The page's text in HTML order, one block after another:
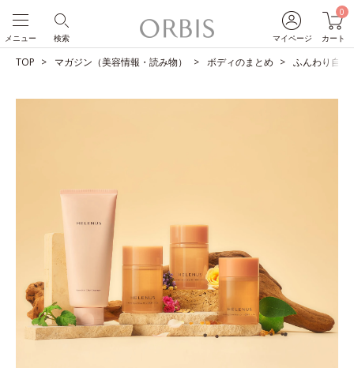
マイページ
0
カート
検索
メニュー
TOP マガジン（美容情報・読み物） ボディのまとめ ふんわり自然